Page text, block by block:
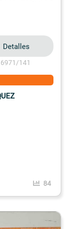
Detalles
141
84